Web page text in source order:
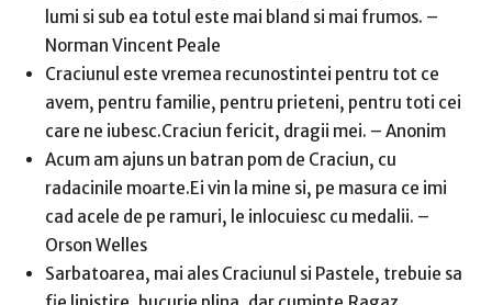
lumi si sub ea totul este mai bland si mai frumos. –
Norman Vincent Peale
Craciunul este vremea recunostintei pentru tot ce
avem, pentru familie, pentru prieteni, pentru toti cei
care ne iubesc.Craciun fericit, dragii mei. – Anonim
Acum am ajuns un batran pom de Craciun, cu
radacinile moarte.Ei vin la mine si, pe masura ce imi
cad acele de pe ramuri, le inlocuiesc cu medalii. –
Orson Welles
Sarbatoarea, mai ales Craciunul si Pastele, trebuie sa